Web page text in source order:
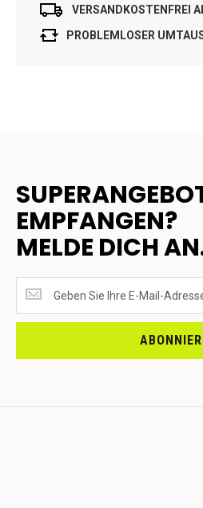
VERSANDKOSTENFREI
PROBLEMLOSER
EMPFANGEN?
MELDE DICH
EMPFANGEN?
<br>MELDE